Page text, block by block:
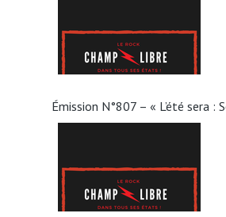
Émission N°807 – « L’été sera :